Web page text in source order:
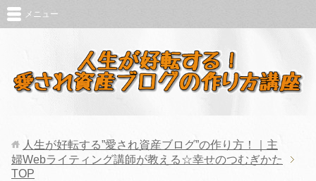
メニュー
人生が好転する”愛され資産ブログ”の作り方！｜主
婦Webライティング講師が教える☆幸せのつむぎかた
TOP